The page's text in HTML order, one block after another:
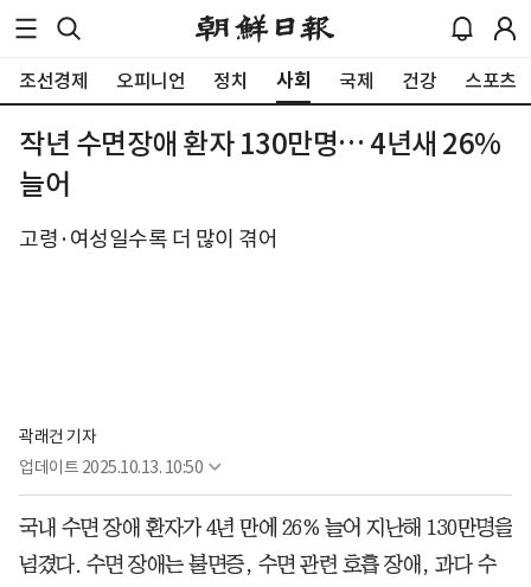
조선경제 오피니언 정치 사회 국제 건강 스포츠
작년 수면장애 환자 130만명… 4년새 26%
늘어
고령·여성일수록 더 많이 겪어
곽래건 기자
업데이트 2025.10.13. 10:50
국내 수면 장애 환자가 4년 만에 26% 늘어 지난해 130만명을
넘겼다. 수면 장애는 불면증, 수면 관련 호흡 장애, 과다 수